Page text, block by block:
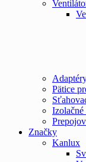
Pätice
Izolačné
Značky
Kanlux